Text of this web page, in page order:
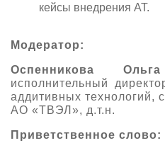
кейсы внедрения АТ.
Модератор:
Оспенникова
исполнительный
аддитивных технологий,
АО «ТВЭЛ», д.т.н.
Приветственное слово: